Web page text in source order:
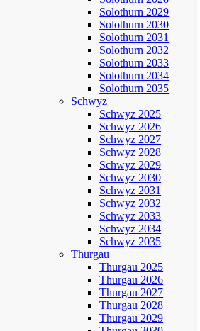
Solothurn 2029
Solothurn 2030
Solothurn 2031
Solothurn 2032
Solothurn 2033
Solothurn 2034
Solothurn 2035
Schwyz
Schwyz 2025
Schwyz 2026
Schwyz 2027
Schwyz 2028
Schwyz 2029
Schwyz 2030
Schwyz 2031
Schwyz 2032
Schwyz 2033
Schwyz 2034
Schwyz 2035
Thurgau
Thurgau 2025
Thurgau 2026
Thurgau 2027
Thurgau 2028
Thurgau 2029